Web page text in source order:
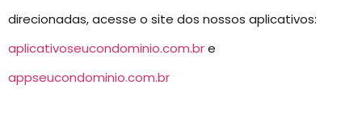
direcionadas, acesse o site dos nossos aplicativos:
aplicativoseucondominio.com.bre
appseucondominio.com.br